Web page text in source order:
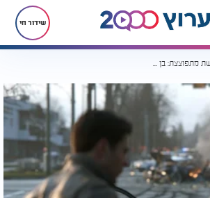
שידור חי
הרשת מתפוצצת: בן 28 מעולם לא עלה על ההגה בגלל תחזית אסטרולוגית